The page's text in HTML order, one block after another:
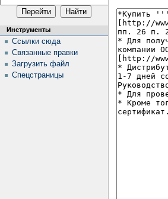
Инструменты
Ссылки сюда
Связанные правки
Загрузить файл
Спецстраницы